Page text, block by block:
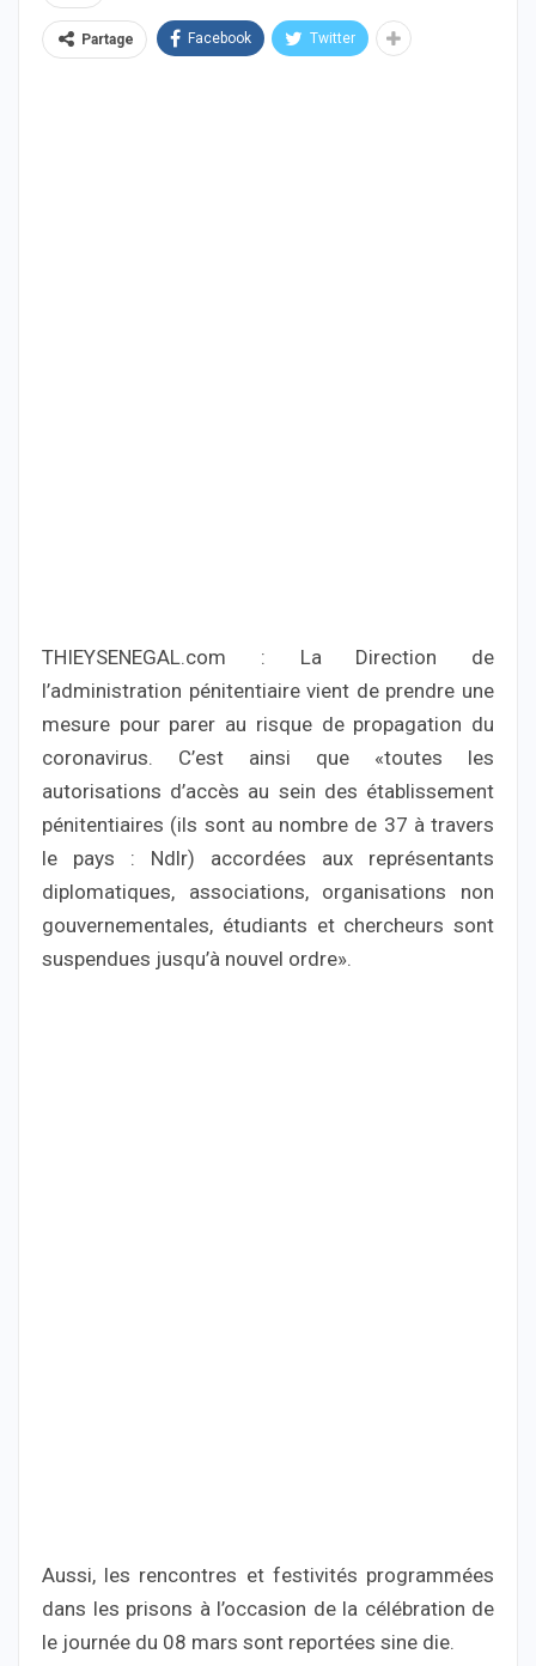
Partage Facebook Twitter
THIEYSENEGAL.com : La Direction de
l’administration pénitentiaire vient de prendre une
mesure pour parer au risque de propagation du
coronavirus. C’est ainsi que «toutes les
autorisations d’accès au sein des établissement
pénitentiaires (ils sont au nombre de 37 à travers
le pays : Ndlr) accordées aux représentants
diplomatiques, associations, organisations non
gouvernementales, étudiants et chercheurs sont
suspendues jusqu’à nouvel ordre».
Aussi, les rencontres et festivités programmées
dans les prisons à l’occasion de la célébration de
le journée du 08 mars sont reportées sine die.